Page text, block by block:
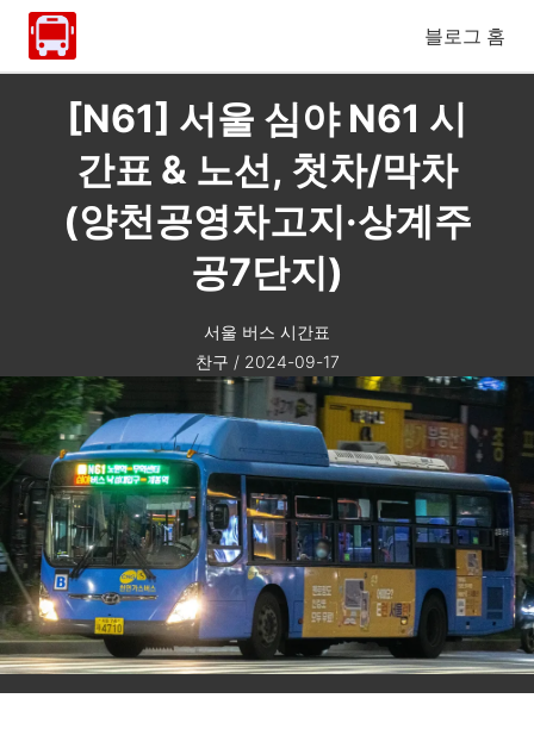
블로그 홈
[N61] 서울 심야 N61 시
간표 & 노선, 첫차/막차
(양천공영차고지·상계주
공7단지)
서울 버스 시간표
찬구 / 2024-09-17